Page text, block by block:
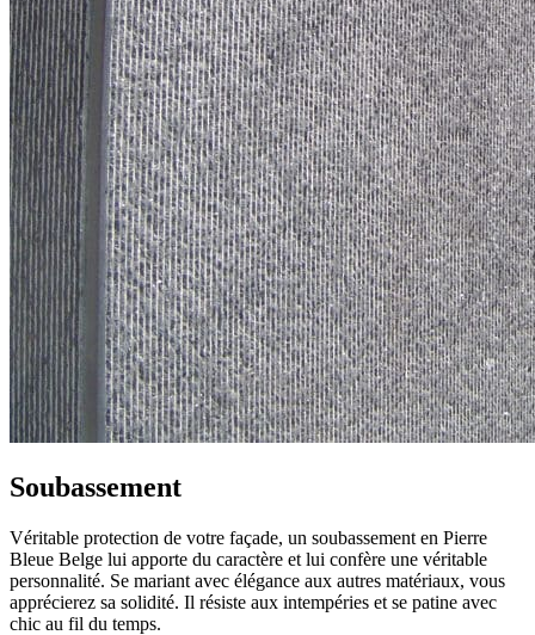
Soubassement
Véritable protection de votre façade, un soubassement en Pierre
Bleue Belge lui apporte du caractère et lui confère une véritable
personnalité. Se mariant avec élégance aux autres matériaux, vous
apprécierez sa solidité. Il résiste aux intempéries et se patine avec
chic au fil du temps.